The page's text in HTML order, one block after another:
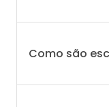
Como são